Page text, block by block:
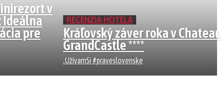
v
Ideálna
pre
RECENZIA HOTELA
Kráľovský záver roka v Chateau
GrandCastle ****
.UžívamSi #praveslovenske